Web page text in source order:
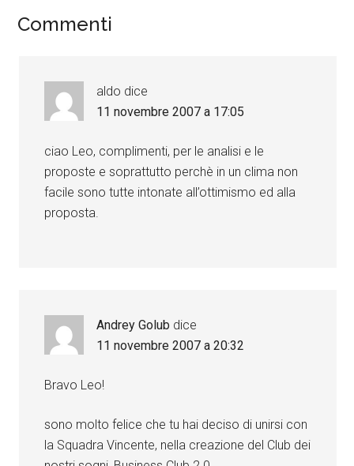
Commenti
aldo dice
11 novembre 2007 a 17:05
ciao Leo, complimenti, per le analisi e le
proposte e soprattutto perchè in un clima non
facile sono tutte intonate all’ottimismo ed alla
proposta.
Andrey Golub dice
11 novembre 2007 a 20:32
Bravo Leo!
sono molto felice che tu hai deciso di unirsi con
la Squadra Vincente, nella creazione del Club dei